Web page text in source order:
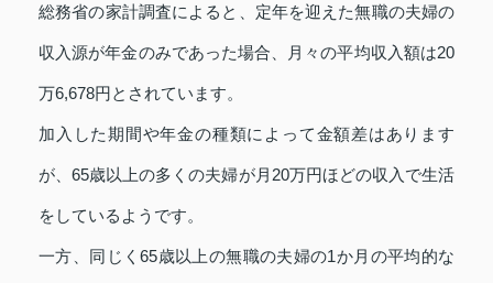
総務省の家計調査によると、定年を迎えた無職の夫婦の
収入源が年金のみであった場合、月々の平均収入額は20
万6,678円とされています。
加入した期間や年金の種類によって金額差はあります
が、65歳以上の多くの夫婦が月20万円ほどの収入で生活
をしているようです。
一方、同じく65歳以上の無職の夫婦の1か月の平均的な